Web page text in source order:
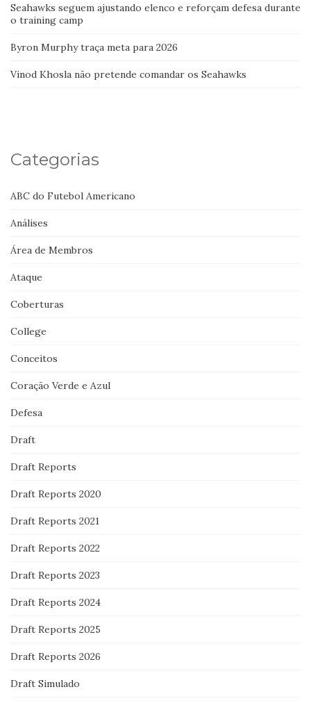
Seahawks seguem ajustando elenco e reforçam defesa durante
o training camp
Byron Murphy traça meta para 2026
Vinod Khosla não pretende comandar os Seahawks
Categorias
ABC do Futebol Americano
Análises
Área de Membros
Ataque
Coberturas
College
Conceitos
Coração Verde e Azul
Defesa
Draft
Draft Reports
Draft Reports 2020
Draft Reports 2021
Draft Reports 2022
Draft Reports 2023
Draft Reports 2024
Draft Reports 2025
Draft Reports 2026
Draft Simulado